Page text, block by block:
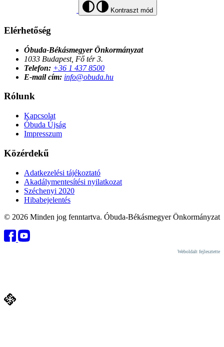
Kontraszt mód
Elérhetőség
Óbuda-Békásmegyer Önkormányzat
1033 Budapest, Fő tér 3.
Telefon: +36 1 437 8500
E-mail cím: info@obuda.hu
Rólunk
Kapcsolat
Óbuda Újság
Impresszum
Közérdekű
Adatkezelési tájékoztató
Akadálymentesítési nyilatkozat
Széchenyi 2020
Hibabejelentés
© 2026 Minden jog fenntartva. Óbuda-Békásmegyer Önkormányzat
Weboldalt fejlesztette